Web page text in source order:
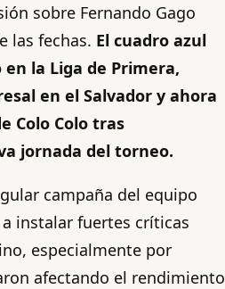
sobre Fernando Gago
las fechas. El cuadro azul
la Liga de Primera,
en el Salvador y ahora
Colo Colo tras
jornada del torneo.
campaña del equipo
instalar fuertes críticas
especialmente por
afectando el rendimiento